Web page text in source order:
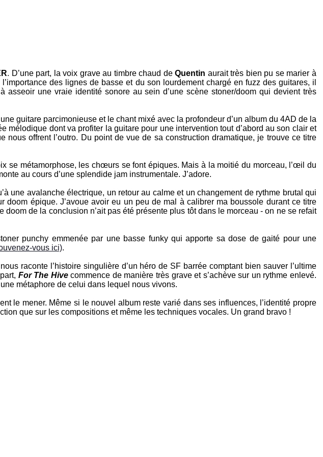
. D’une part, la voix grave au timbre chaud deQuentin aurait très bien pu se marier à
des lignes de basse et du son lourdement chargé en fuzz des guitares, il
une vraie identité sonore au sein d’une scène stoner/doom qui devient très
guitare parcimonieuse et le chant mixé avec la profondeur d’un album du 4AD de la
dont va profiter la guitare pour une intervention tout d’abord au son clair et
offrent l’outro. Du point de vue de sa construction dramatique, je trouve ce titre
se métamorphose, les chœurs se font épiques. Mais à la moitié du morceau, l’œil du
au cours d’une splendide jam instrumentale. J’adore.
une avalanche électrique, un retour au calme et un changement de rythme brutal qui
épique. J’avoue avoir eu un peu de mal à calibrer ma boussole durant ce titre
de la conclusion n’ait pas été présente plus tôt dans le morceau - on ne se refait
punchy emmenée par une basse funky qui apporte sa dose de gaité pour une
vous ici).
raconte l’histoire singulière d’un héro de SF barrée comptant bien sauver l’ultime
For The Hivecommence de manière très grave et s’achève sur un rythme enlevé.
métaphore de celui dans lequel nous vivons.
le mener. Même si le nouvel album reste varié dans ses influences, l’identité propre
que sur les compositions et même les techniques vocales. Un grand bravo !